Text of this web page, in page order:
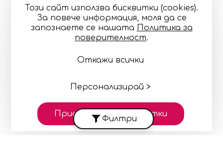
Филтри
Стандартни торти
правото на малки корекции в декорацията и
цветовете
Онлайн разрешаване на спорове
Изработка на сайт върху Creativiso® Xpress™
Този сайт използва бисквитки (cookies).
За повече информация, моля да се
запознаете се нашaтa Политика за
поверителност.
Откажи всички
Персонализирай >
Приеми всички бисквитки